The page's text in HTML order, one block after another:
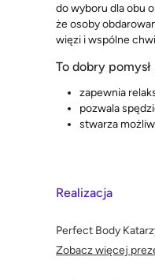
do wyboru dla obu
że osoby
więzi i wspólne
To dobry
zapewnia
pozwala
stwarza
Realizacja
Perfect Body
Zobacz więcej